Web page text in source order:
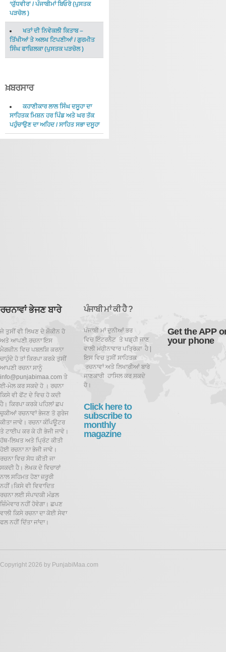
‘ਯੁੱਧਵੀਰ’ /ਪੰਜਾਬੀਮਾਂ ਬਿਓਰੋ(ਪੁਸਤਕ
ਪੜਚੋਲ)
ਖਤਾਂ ਦੀ ਨਿਵੇਕਲੀ ਕਿਤਾਬ –
ਤਿੱਖੀਆਂ ਤੇ ਅਲਖ ਟਿਪਣੀਆਂ/ ਗੁਰਮੀਤ
ਸਿੰਘ ਫਾਜ਼ਿਲਕਾ(ਪੁਸਤਕ ਪੜਚੋਲ)
ਖ਼ਬਰਸਾਰ
ਕਹਾਣੀਕਾਰ ਲਾਲ ਸਿੰਘ ਦਸੂਹਾ ਦਾ
ਸਾਹਿਤਕ ਮਿਸ਼ਨ ਹਰ ਪਿੰਡ ਅਤੇ ਘਰ ਤੱਕ
ਪਹੁੰਚਾਉਣ ਦਾ ਅਹਿਦ/ਸਾਹਿਤ ਸਭਾ ਦਸੂਹਾ
ਰਚਨਾਵਾਂ ਭੇਜਣ ਬਾਰੇ
ਜੇ ਤੁਸੀਂ ਵੀ ਲਿਖਣ ਦੇ ਸ਼ੌਕੀਨ ਹੋ
ਅਤੇ ਆਪਣੀ ਰਚਨਾ ਇਸ
ਮੈਗਜ਼ੀਨ ਵਿਚ ਪਬਲਸ਼ਿ ਕਰਨਾ
ਚਾਹੁੰਦੇ ਹੋ ਤਾਂ ਕਿਰਪਾ ਕਰਕੇ ਤੁਸੀਂ
ਆਪਣੀ ਰਚਨਾ ਸਾਨੂੰ
info@punjabimaa.com ਤੇ
ਈ-ਮੇਲ ਕਰ ਸਕਦੇ ਹੋ । ਰਚਨਾ
ਕਿਸੇ ਵੀ ਫੋਂਟ ਦੇ ਵਿਚ ਹੋ ਕਦੀ
ਹੈ। ਕਿਰਪਾ ਕਰਕੇ ਪਹਿਲਾਂ ਛਪ
ਚੁਕੀਆਂ ਰਚਨਾਵਾਂ ਭੇਜਣ ਤੋ ਗੁਰੇਜ
ਕੀਤਾ ਜਾਵੇ। ਰਚਨਾ ਕੰਪਿਊਟਰ
ਤੇ ਟਾਈਪ ਕਰ ਕੇ ਹੀ ਭੇਜੀ ਜਾਵੇ।
ਹੱਥ-ਲਿਖਤ ਅਤੇ ਪ੍ਰਿੰਟ ਕੀਤੀ
ਹੋਈ ਰਚਨਾ ਨਾ ਭੇਜੀ ਜਾਵੇ।
ਰਚਨਾ ਵਿਚ ਸੋਧ ਕੀਤੀ ਜਾ
ਸਕਦੀ ਹੈ। ਲੇਖਕ ਦੇ ਵਿਚਾਰਾਂ
ਨਾਲ ਸਹਿਮਤ ਹੋਣਾ ਜ਼ਰੂਰੀ
ਨਹੀਂ।ਕਿਸੇ ਵੀ ਵਿਵਾਦਿਤ
ਰਚਨਾ ਲਈ ਸੰਪਾਦਕੀ ਮੰਡਲ
ਜ਼ਿੰਮੇਵਾਰ ਨਹੀਂ ਹੋਵੇਗਾ। ਛਪਣ
ਵਾਲੀ ਕਿਸੇ ਰਚਨਾ ਦਾ ਕੋਈ ਸੇਵਾ
ਫਲ ਨਹੀਂ ਦਿੱਤਾ ਜਾਂਦਾ।
ਪੰਜਾਬੀ ਮਾਂ ਕੀ ਹੈ ?
ਪੰਜਾਬੀ ਮਾਂ ਦੁਨੀਆਂ ਭਰ
ਵਿਚ ਇੰਟਰਨੈਟ ਤੇ ਪਡ਼੍ਹੀ ਜਾਣ
ਵਾਲੀ ਮਹੀਨਾਵਾਰ ਪਤ੍ਰਿਕਾ ਹੈ |
ਇਸ ਵਿਚ ਤੁਸੀਂ ਸਾਹਿਤਕ
ਰਚਨਾਵਾਂ ਅਤੇ ਲਿਖਾਰੀਆਂ ਬਾਰੇ
ਜਾਣਕਾਰੀ ਹਾਸਿਲ ਕਰ ਸਕਦੇ
ਹੋ।
Click here to
subscribe to
monthly
magazine
Get the APP
your phone
Copyright 2026 by PunjabiMaa.com